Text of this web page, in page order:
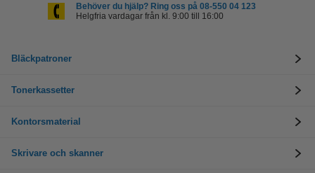
Behöver du hjälp? Ring oss på 08-550 04 123
Helgfria vardagar från kl. 9:00 till 16:00
Bläckpatroner
Tonerkassetter
Kontorsmaterial
Skrivare och skanner